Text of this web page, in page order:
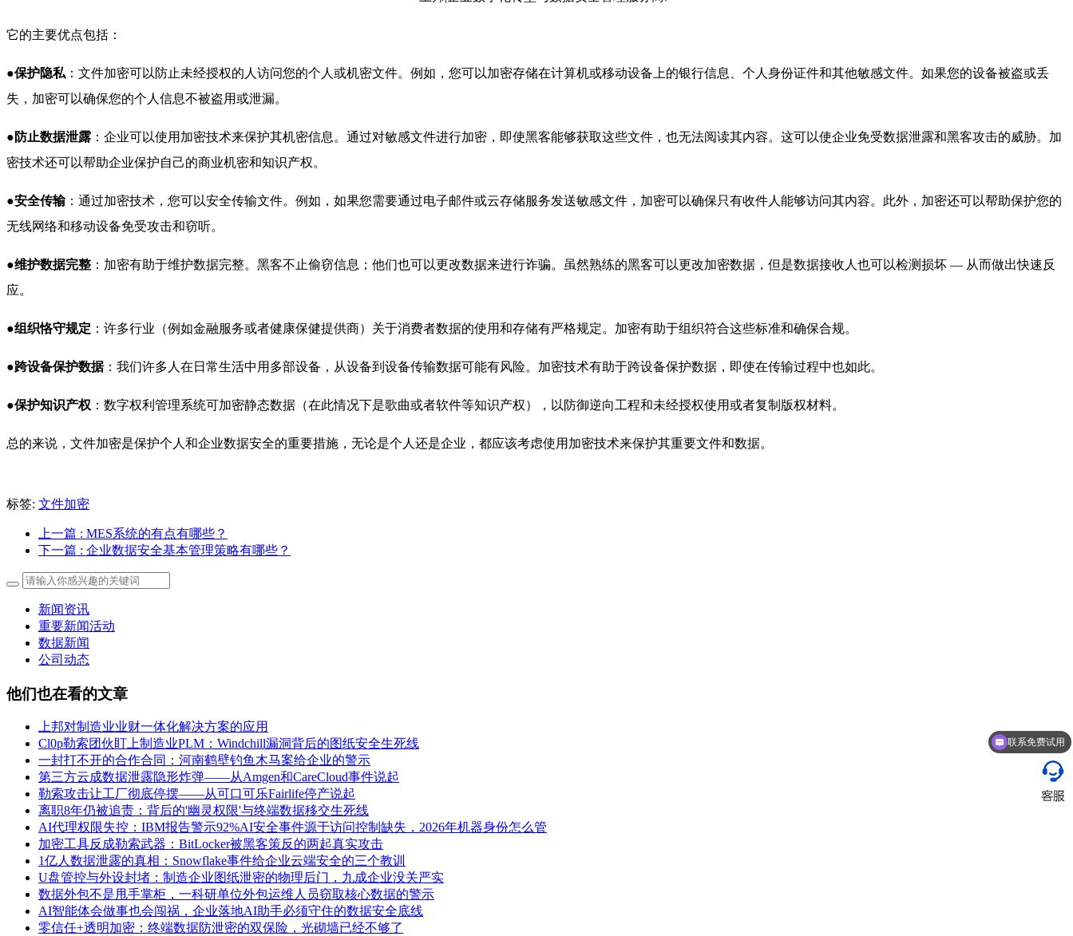
它的主要优点包括：
●保护隐私 ：文件加密可以防止未经授权的人访问您的个人或机密文件。例如，您可以加密存储在计算机或移动设备上的银行信息、个人身份证件和其他敏感文件。如果您的设备被盗或丢
失，加密可以确保您的个人信息不被盗用或泄漏。
● 防止数据泄露 ：企业可以使用加密技术来保护其机密信息。通过对敏感文件进行加密，即使黑客能够获取这些文件，也无法阅读其内容。这可以使企业免受数据泄露和黑客攻击的威胁。加
密技术还可以帮助企业保护自己的商业机密和知识产权。
●安全传输：通过加密技术，您可以安全传输文件。例如，如果您需要通过电子邮件或云存储服务发送敏感文件，加密可以确保只有收件人能够访问其内容。此外，加密还可以帮助保护您的
无线网络和移动设备免受攻击和窃听。
●维护数据完整 ：加密有助于维护数据完整。黑客不止偷窃信息；他们也可以更改数据来进行诈骗。虽然熟练的黑客可以更改加密数据，但是数据接收人也可以检测损坏 — 从而做出快速反
应。
●组织恪守规定 ：许多行业（例如金融服务或者健康保健提供商）关于消费者数据的使用和存储有严格规定。加密有助于组织符合这些标准和确保合规。
●跨设备保护数据：我们许多人在日常生活中用多部设备，从设备到设备传输数据可能有风险。加密技术有助于跨设备保护数据，即使在传输过程中也如此。
●保护知识产权 ：数字权利管理系统可加密静态数据（在此情况下是歌曲或者软件等知识产权），以防御逆向工程和未经授权使用或者复制版权材料。
总的来说，文件加密是保护个人和企业数据安全的重要措施，无论是个人还是企业，都应该考虑使用加密技术来保护其重要文件和数据。
标签: 文件加密
上一篇 : MES系统的有点有哪些？
下一篇 : 企业数据安全基本管理策略有哪些？
新闻资讯
重要新闻活动
数据新闻
公司动态
他们也在看的文章
上邦对制造业业财一体化解决方案的应用
Cl0p勒索团伙盯上制造业PLM：Windchill漏洞背后的图纸安全生死线
一封打不开的合作合同：河南鹤壁钓鱼木马案给企业的警示
第三方云成数据泄露隐形炸弹——从Amgen和CareCloud事件说起
勒索攻击让工厂彻底停摆——从可口可乐Fairlife停产说起
离职8年仍被追责：背后的'幽灵权限'与终端数据移交生死线
AI代理权限失控：IBM报告警示92%AI安全事件源于访问控制缺失，2026年机器身份怎么管
加密工具反成勒索武器：BitLocker被黑客策反的两起真实攻击
1亿人数据泄露的真相：Snowflake事件给企业云端安全的三个教训
U盘管控与外设封堵：制造企业图纸泄密的物理后门，九成企业没关严实
数据外包不是甩手掌柜，一科研单位外包运维人员窃取核心数据的警示
AI智能体会做事也会闯祸，企业落地AI助手必须守住的数据安全底线
零信任+透明加密：终端数据防泄密的双保险，光砌墙已经不够了
联系免费试用